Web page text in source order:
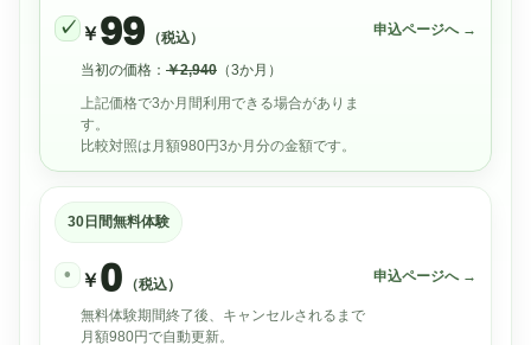
✓ ￥99
（税込）
当初の価格： ￥2,940 （3か月）
上記価格で3か月間利用できる場合がありま
す。
比較対照は月額980円3か月分の金額です。
申込ページへ →
30日間無料体験
• ￥0
（税込）
無料体験期間終了後、キャンセルされるまで
月額980円で自動更新。
申込ページへ →